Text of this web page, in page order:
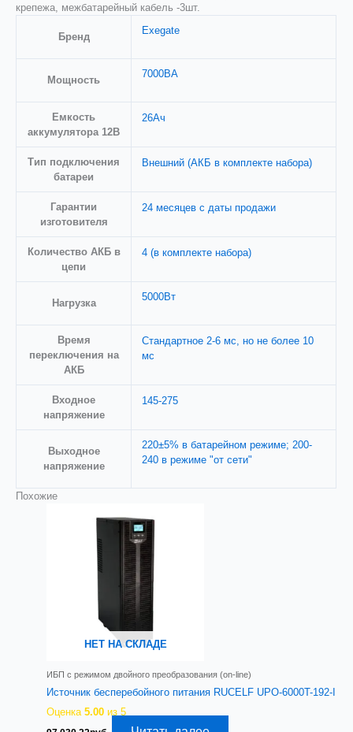
крепежа, межбатарейный кабель -3шт.
Бренд
Exegate
Мощность
7000ВА
Емкость
аккумулятора 12В
26Ач
Тип подключения
батареи
Внешний (АКБ в комплекте набора)
Гарантии
изготовителя
24 месяцев с даты продажи
Количество АКБ в
цепи
4 (в комплекте набора)
Нагрузка
5000Вт
Время
переключения на
АКБ
Стандартное 2-6 мс, но не более 10
мс
Входное
напряжениe
145-275
Выходное
напряжение
220±5% в батарейном режиме; 200-
240 в режиме "от сети"
Похожие
НЕТ НА СКЛАДЕ
ИБП с режимом двойного преобразования (on-line)
Источник бесперебойного питания RUCELF UPO-6000T-192-I
Оценка5.00 из 5